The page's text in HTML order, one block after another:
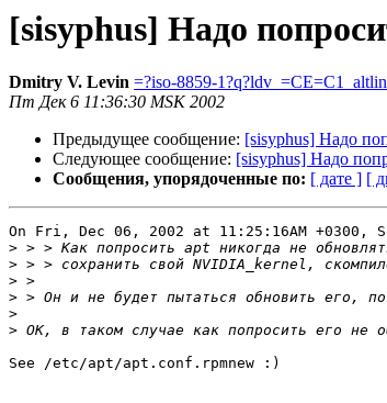
[sisyphus] Надо
Dmitry V. Levin =?iso-8859-
Пт Дек 6 11:36:30 MSK 2002
Предыдущее сообщение: [sisyphus] Надо
Следующее сообщение: [sisyphus] Надо
Сообщения, упорядоченные по: [ дате ] [
On Fri, Dec 06, 2002 at 11:25:16AM +0300,
>
>
>
>
>
>
See /etc/apt/apt.conf.rpmnew :)